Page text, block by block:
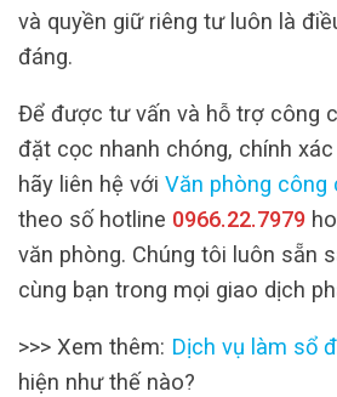
và quyền giữ riêng tư luôn là
đáng.
Để được tư vấn và hỗ trợ công
đặt cọc nhanh chóng, chính
hãy liên hệ với Văn phòng công
theo số hotline 0966.22.7979
văn phòng. Chúng tôi luôn sẵn
cùng bạn trong mọi giao dịch
>>> Xem thêm: Dịch vụ làm sổ
hiện như thế nào?